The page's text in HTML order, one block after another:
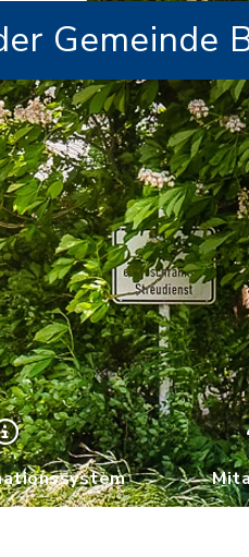
Gemeinde